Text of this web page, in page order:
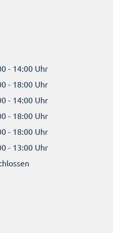
- 14:00 Uhr
- 18:00 Uhr
- 14:00 Uhr
- 18:00 Uhr
- 18:00 Uhr
- 13:00 Uhr